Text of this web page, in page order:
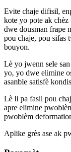
Evite chaje difisil,
kote yo pote ak
dwe dousman frape
pou chaje, pou sifas
bouyon.
Lè yo jwenn sele
yo, yo dwe elimine
asanble satisfè
Lè li pa fasil pou
apre elimine
pwoblèm
Aplike grès ase ak